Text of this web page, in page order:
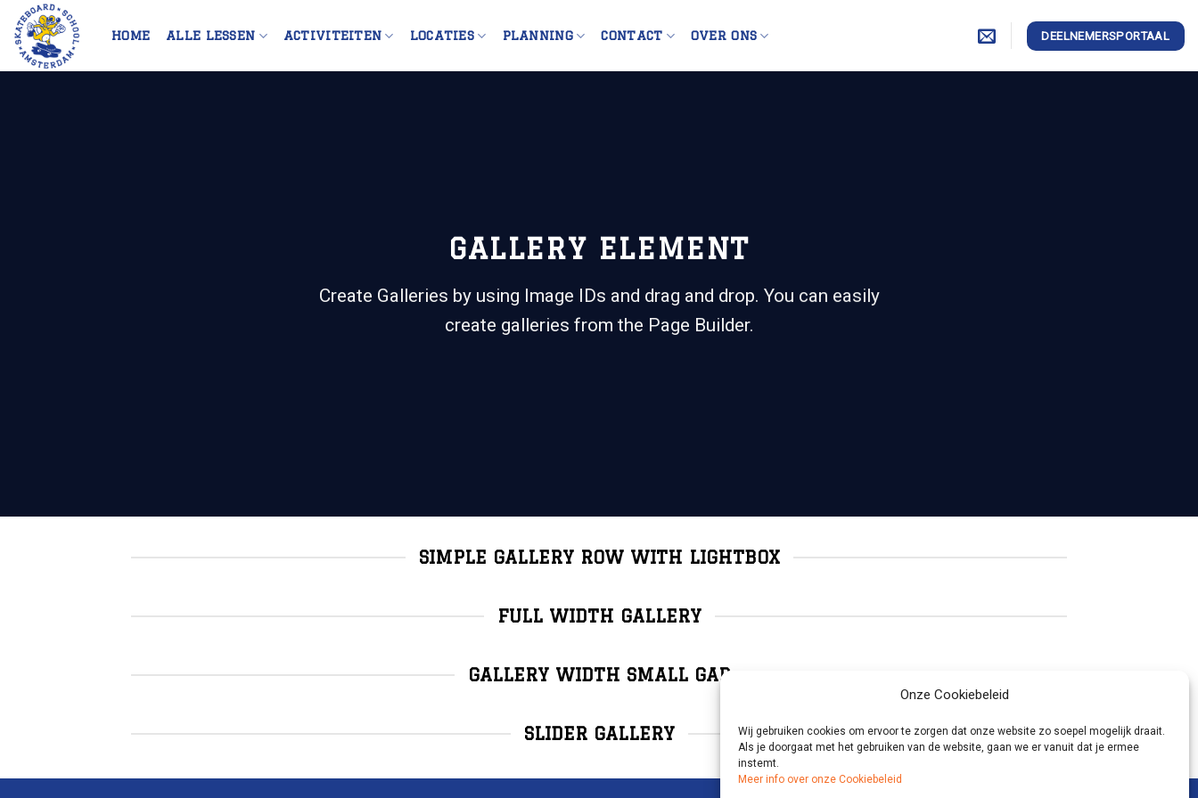
Onze Cookiebeleid
Wij gebruiken cookies om ervoor te zorgen dat onze website zo soepel mogelijk draait.
Als je doorgaat met het gebruiken van de website, gaan we er vanuit dat je ermee
instemt.
Meer info over onze Cookiebeleid
Skip
content
HOME ALLE LESSEN ACTIVITEITEN LOCATIES PLANNING CONTACT OVER ONS DEELNEMERSPORTAAL
GALLERY ELEMENT
Create Galleries by using Image IDs and drag and drop. You can easily
create galleries from the Page Builder.
SIMPLE GALLERY ROW WITH LIGHTBOX
FULL WIDTH GALLERY
GALLERY WIDTH SMALL GAP
SLIDER GALLERY